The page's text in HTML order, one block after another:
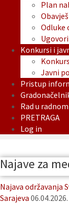
Plan
Odluke
Ugovori
Konkursi i
Javni
Pristup
Rad u
PRETRAGA
Log in
Najave za
Najava održavanja
Sarajeva